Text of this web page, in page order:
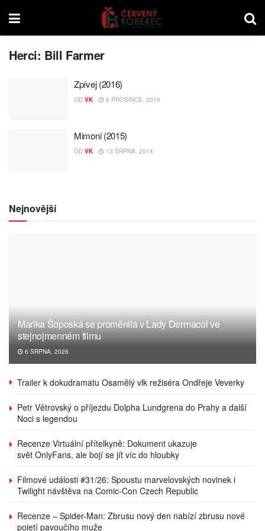
Herci: Bill Farmer
Zpívej (2016)
OD VK 6 PROSINCE, 2016
Mimoni (2015)
OD VK 13 SRPNA, 2014
Nejnovější
Marika Šoposká se proměnila v Lady Dermacol ve
stejnojmenném filmu
6 SRPNA, 2026
Trailer k dokudramatu Osamělý vlk režiséra Ondřeje Veverky
Petr Větrovský o příjezdu Dolpha Lundgrena do Prahy a další
Noci s legendou
Recenze Virtuální přítelkyně: Dokument ukazuje
svět OnlyFans, ale bojí se jít víc do hloubky
Filmové události #31/26: Spoustu marvelovských novinek i
Twilight návštěva na Comic-Con Czech Republic
Recenze – Spider-Man: Zbrusu nový den nabízí zbrusu nové
pojetí pavoučího muže